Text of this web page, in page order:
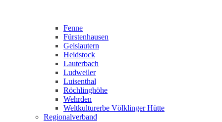
Fenne
Fürstenhausen
Geislautern
Heidstock
Lauterbach
Ludweiler
Luisenthal
Röchlinghöhe
Wehrden
Weltkulturerbe Völklinger Hütte
Regionalverband